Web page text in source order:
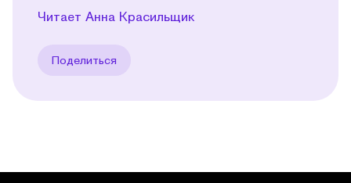
Читает Анна Красильщик
Поделиться